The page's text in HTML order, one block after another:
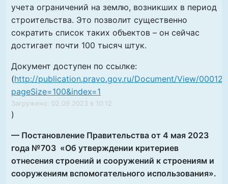
учета ограничений на землю, возникших в период
строительства. Это позволит существенно
сократить список таких объектов – он сейчас
достигает почти 100 тысяч штук.
Документ доступен по ссылке:
(http://publication.pravo.gov.ru/Document/View/
pageSize=100&index=1
Загружено: 02.09.2023 в 10:12
)
— Постановление Правительства от 4 мая 2023
года №703 «Об утверждении критериев
отнесения строений и сооружений к строениям и
сооружениям вспомогательного использования».